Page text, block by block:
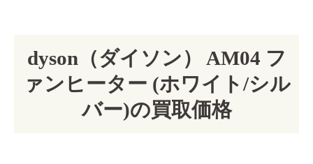
dyson（ダイソン） AM04 フ
ァンヒーター (ホワイト/シル
バー)の買取価格